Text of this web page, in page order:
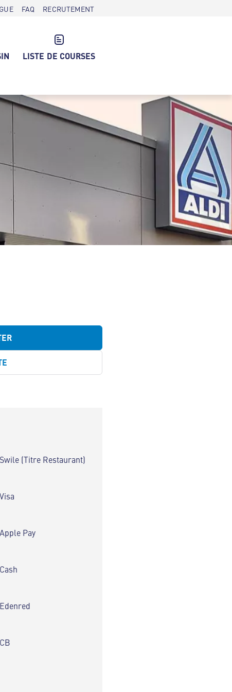
FAQ RECRUTEMENT
LISTE DE COURSES
Swile (Titre Restaurant)
Visa
Apple Pay
Cash
Edenred
CB